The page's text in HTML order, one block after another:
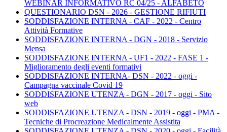
WEBINAR INFORMATIVO RC 04/25 - ALFABETO
QUESTIONARIO DSN - 2026 - GESTIONE RIFIUTI
SODDISFAZIONE INTERNA - CAF - 2022 - Centro
Attività Formative
SODDISFAZIONE INTERNA - DGN - 2018 - Servizio
Mensa
SODDISFAZIONE INTERNA - UF1 - 2022 - FASE 1 -
Miglioramento degli eventi formativi
SODDISFAZIONE INTERNA- DSN - 2022 - oggi -
Campagna vaccinale Covid 19
SODDISFAZIONE UTENZA - DGN - 2017 - oggi - Sito
web
SODDISFAZIONE UTENZA - DSN - 2019 - oggi - PMA -
Tecniche di Procreazione Medicalmente Assistita